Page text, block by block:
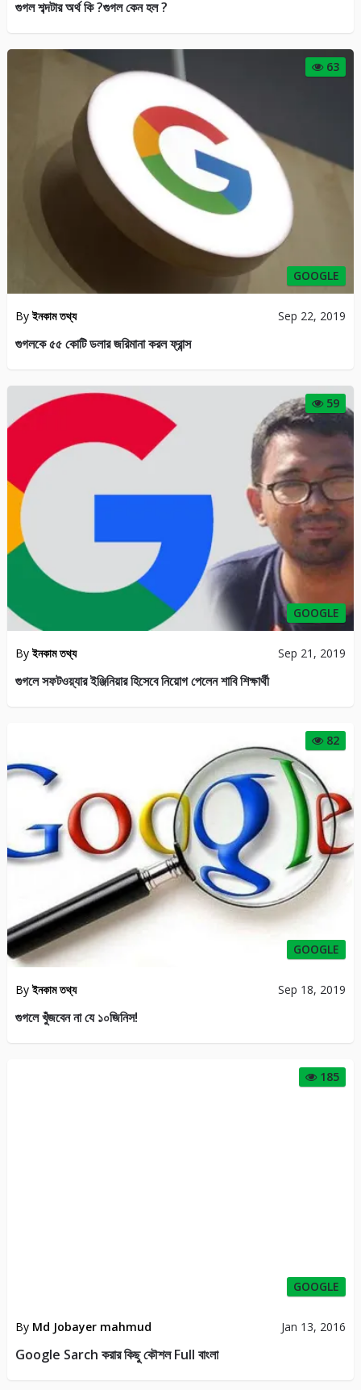
গুগল শব্দটার অর্থ কি ?গুগল কেন হল ?
63
GOOGLE
Byইনকাম তথ্য Sep 22, 2019
গুগলকে ৫৫ কোটি ডলার জরিমানা করল ফ্রান্স
59
GOOGLE
Byইনকাম তথ্য Sep 21, 2019
গুগলে সফটওয়্যার ইঞ্জিনিয়ার হিসেবে নিয়োগ পেলেন শাবি শিক্ষার্থী
82
GOOGLE
Byইনকাম তথ্য Sep 18, 2019
গুগলে খুঁজবেন না যে ১০জিনিস!
185
GOOGLE
By Md Jobayer mahmud Jan 13, 2016
Google Sarch করার কিছু কৌশল Full বাংলা